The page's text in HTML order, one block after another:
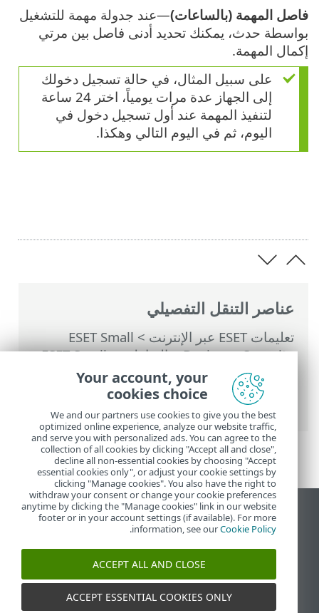
عناصر التنقل التفصيلي
تعليمات ESET عبر الإنترنت >
ESET Small
Business Security
>
التعامل مع ESET Small
Business Security
> الأدوات> المجدول
نوافذ الحوار - الجدولة > وقت المهمة - منشئ
الأحداث
فاصل المهمة (بالساعات)—عند جدولة مهمة للتشغيل
بواسطة حدث، يمكنك تحديد أدنى فاصل بين مرتي
إكمال المهمة.
على سبيل المثال، في حالة تسجيل دخولك
إلى الجهاز عدة مرات يومياً، اختر 24 ساعة
لتنفيذ المهمة عند أول تسجيل دخول في
اليوم، ثم في اليوم التالي وهكذا.
عرض موقع سطح المكتب
End of Life
قاعدة معارف ESET
ESET Status Portal
الدعم الإقليمي
Your account, your
cookies choice
We and our partners use cookies to give you the best
optimized online experience, analyze our website traffic,
and serve you with personalized ads. You can agree to the
collection of all cookies by clicking "Accept all and close",
decline all non-essential cookies by choosing "Accept
essential cookies only", or adjust your cookie settings by
clicking "Manage cookies". You also have the right to
withdraw your consent or change your cookie preferences
anytime by clicking the "Manage cookies" link in our website
footer or in your account settings (if available). For more
information, see ourCookie Policy
.
ACCEPT ALL AND CLOSE
ACCEPT ESSENTIAL COOKIES ONLY